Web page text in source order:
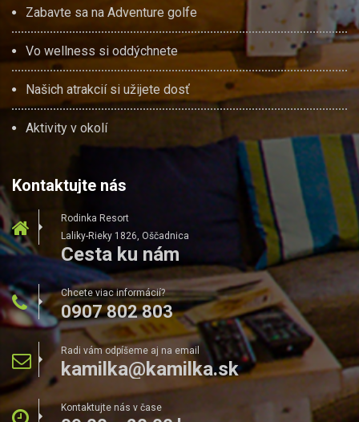
Zabavte sa na Adventure golfe
Vo wellness si oddýchnete
Našich atrakcií si užijete dosť
Aktivity v okolí
Kontaktujte nás
Rodinka Resort
Laliky-Rieky 1826, Oščadnica
Cesta ku nám
Chcete viac informácií?
0907 802 803
Radi vám odpíšeme aj na email
kamilka@kamilka.sk
Kontaktujte nás v čase